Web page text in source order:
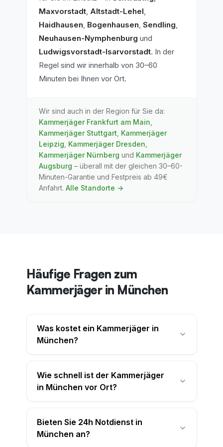
Maxvorstadt, Altstadt-Lehel,
Haidhausen, Bogenhausen, Sendling,
Neuhausen-Nymphenburg und
Ludwigsvorstadt-Isarvorstadt. In der
Regel sind wir innerhalb von 30–60
Minuten bei Ihnen vor Ort.
Wir sind auch in der Region für Sie da:
Kammerjäger Frankfurt am Main
Kammerjäger Stuttgart Kammerjäger
Leipzig Kammerjäger Dresden
Kammerjäger Nürnberg und Kammerjäger
Augsburg – überall mit der gleichen 30–60-
Minuten-Garantie und Festpreis ab 49€
Anfahrt. Alle Standorte →
Häufige Fragen zum
Kammerjäger in München
Was kostet ein Kammerjäger in
München?
Vor Ort begutachtet unser Techniker
den Befall und nennt Ihnen einen
Altbauten in München können
tieferliegende Nester etwas mehr
Wie schnell ist der Kammerjäger
in München vor Ort?
der Regel innerhalb von 30-60 Minuten
bei Ihnen. Als Großstadt haben wir
Bieten Sie 24h Notdienst in
München an?